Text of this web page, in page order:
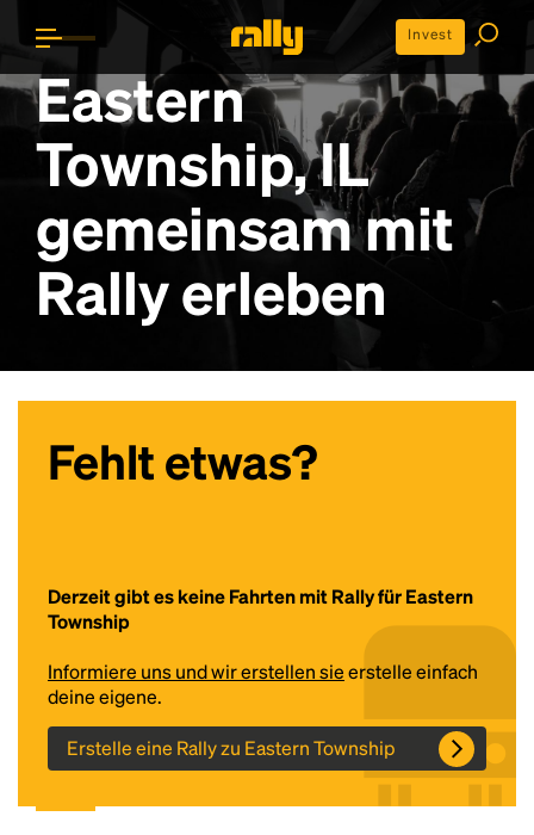
Invest
Eastern
Township, IL
gemeinsam mit
Rally erleben
Fehlt etwas?
Derzeit gibt es keine Fahrten mit Rally für Eastern
Township
Informiere uns und wir erstellen sieerstelle einfach
deine eigene.
Erstelle eine Rally zu Eastern Township
Headline